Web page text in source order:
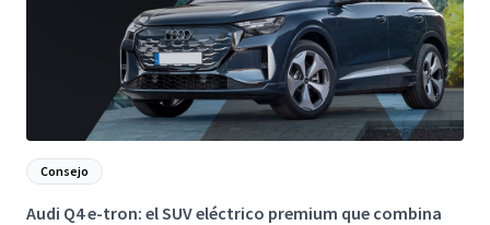
Consejo
Audi Q4 e-tron: el SUV eléctrico premium que combina